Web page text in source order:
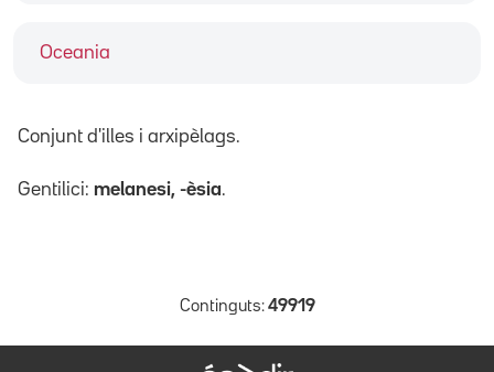
Oceania
Conjunt d'illes i arxipèlags.
Gentilici: melanesi, -èsia.
Continguts: 49919